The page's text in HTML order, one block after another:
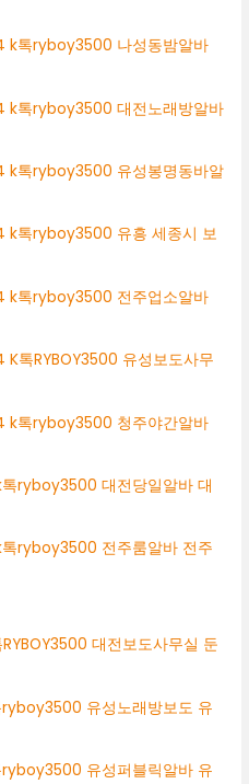
k톡ryboy3500 나성동밤알바
k톡ryboy3500 대전노래방알바
k톡ryboy3500 유성봉명동바알
k톡ryboy3500 유흥 세종시 보
k톡ryboy3500 전주업소알바
톡RYBOY3500 유성보도사무
k톡ryboy3500 청주야간알바
ryboy3500 대전당일알바 대
ryboy3500 전주룸알바 전주
대전보도사무실 둔
유성노래방보도 유
유성퍼블릭알바 유